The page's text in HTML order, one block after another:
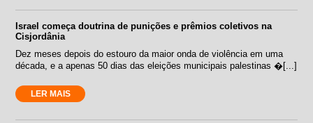
Israel começa doutrina de punições e prêmios coletivos na
Cisjordânia
Dez meses depois do estouro da maior onda de violência em uma
década, e a apenas 50 dias das eleições municipais palestinas �[...]
LER MAIS